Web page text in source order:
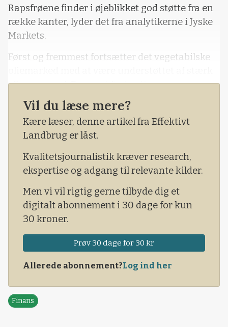
Rapsfrøene finder i øjeblikket god støtte fra en
række kanter, lyder det fra analytikerne i Jyske
Markets.
Først og fremmest fortsætter det vegetabilske
efterspørgsel. Dernæst fortsætter
bekymringerne omkring næste sæsons
produktion af rapsfrø i det franske, hvor
nedbørsunderskud medfører store variationer i
spiringen.
Vil du læse mere?
Kære læser, denne artikel fra Effektivt
Landbrug er låst.
Kvalitetsjournalistik kræver research,
ekspertise og adgang til relevante kilder.
Men vi vil rigtig gerne tilbyde dig et
digitalt abonnement i 30 dage for kun
30 kroner.
Prøv 30 dage for 30 kr
Allerede abonnement?Log ind her
Finans